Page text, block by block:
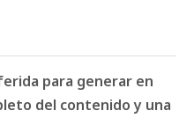
para generar en
del contenido y una